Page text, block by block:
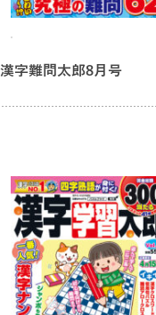
漢字難問太郎8月号